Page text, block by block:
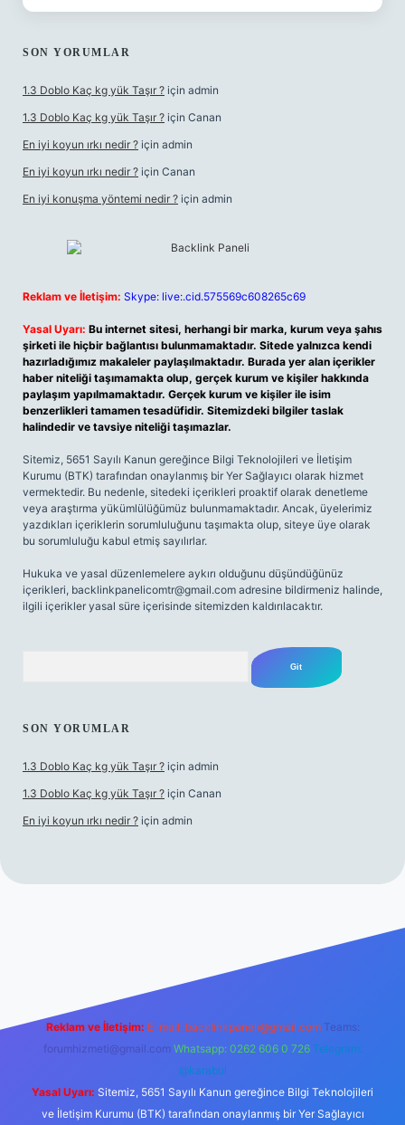
SON YORUMLAR
1.3 Doblo Kaç kg yük Taşır ? için admin
1.3 Doblo Kaç kg yük Taşır ? için Canan
En iyi koyun ırkı nedir ? için admin
En iyi koyun ırkı nedir ? için Canan
En iyi konuşma yöntemi nedir ? için admin
Reklam ve İletişim: Skype: live:.cid.575569c608265c69
Yasal Uyarı: Bu internet sitesi, herhangi bir marka, kurum veya şahıs
şirketi ile hiçbir bağlantısı bulunmamaktadır. Sitede yalnızca kendi
hazırladığımız makaleler paylaşılmaktadır. Burada yer alan içerikler
haber niteliği taşımamakta olup, gerçek kurum ve kişiler hakkında
paylaşım yapılmamaktadır. Gerçek kurum ve kişiler ile isim
benzerlikleri tamamen tesadüfidir. Sitemizdeki bilgiler taslak
halindedir ve tavsiye niteliği taşımazlar.
Sitemiz, 5651 Sayılı Kanun gereğince Bilgi Teknolojileri ve İletişim
Kurumu (BTK) tarafından onaylanmış bir Yer Sağlayıcı olarak hizmet
vermektedir. Bu nedenle, sitedeki içerikleri proaktif olarak denetleme
veya araştırma yükümlülüğümüz bulunmamaktadır. Ancak, üyelerimiz
yazdıkları içeriklerin sorumluluğunu taşımakta olup, siteye üye olarak
bu sorumluluğu kabul etmiş sayılırlar.
Hukuka ve yasal düzenlemelere aykırı olduğunu düşündüğünüz
içerikleri, backlinkpanelicomtr@gmail.com adresine bildirmeniz halinde,
ilgili içerikler yasal süre içerisinde sitemizden kaldırılacaktır.
SON YORUMLAR
1.3 Doblo Kaç kg yük Taşır ? için admin
1.3 Doblo Kaç kg yük Taşır ? için Canan
En iyi koyun ırkı nedir ? için admin
Reklam ve İletişim: E-mail: backlinkpaneli@gmail.com Teams:
forumhizmeti@gmail.com Whatsapp: 0262 606 0 726 Telegram:
@karabul
Yasal Uyarı: Sitemiz, 5651 Sayılı Kanun gereğince Bilgi Teknolojileri
ve İletişim Kurumu (BTK) tarafından onaylanmış bir Yer Sağlayıcı